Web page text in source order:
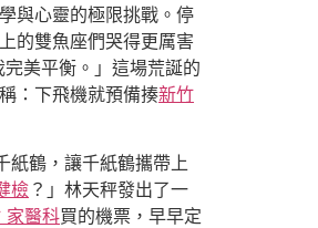
與心靈的極限挑戰。停
的雙魚座們哭得更厲害
美平衡。」這場荒誕的
：下飛機就預備揍新竹
紙鶴，讓千紙鶴攜帶上
檢？」林天秤發出了一
家醫科買的機票，早早定